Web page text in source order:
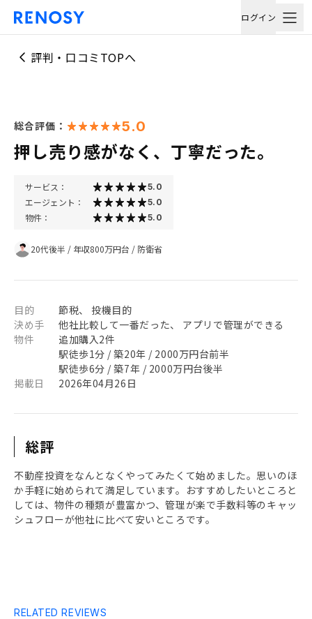
ログイン
評判・口コミTOPへ
総合評価： 5.0
押し売り感がなく、丁寧だった。
サービス： 5.0
エージェント： 5.0
物件： 5.0
20代後半 / 年収800万円台 / 防衛省
目的
節税、 投機目的
決め手
他社比較して一番だった、 アプリで管理ができる
物件
追加購入2件
駅徒歩1分 / 築20年 / 2000万円台前半
駅徒歩6分 / 築7年 / 2000万円台後半
掲載日
2026年04月26日
総評
不動産投資をなんとなくやってみたくて始めました。思いのほ
か手軽に始められて満足しています。おすすめしたいところと
しては、物件の種類が豊富かつ、管理が楽で手数料等のキャッ
シュフローが他社に比べて安いところです。
RELATED REVIEWS